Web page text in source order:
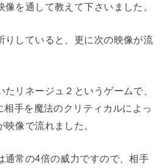
を通して教えて下さいました。
りしていると、更に次の映像が流
リネージュ２というゲームで、
手を魔法のクリティカルによっ
像で流れました。
通常の4倍の威力ですので、相手